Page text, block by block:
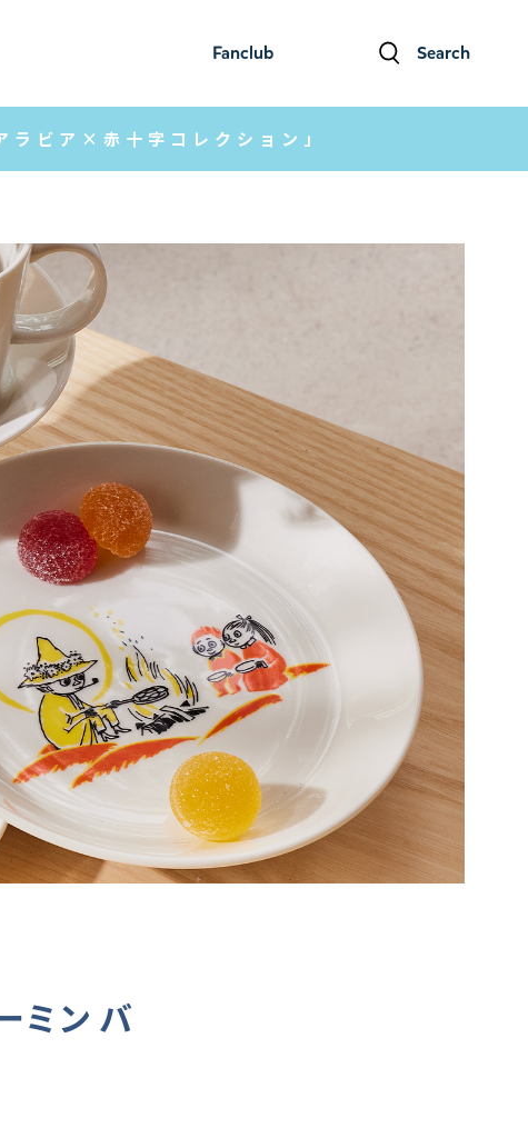
Fanclub Search
ラビア×赤十字コレクション」
ミン バ